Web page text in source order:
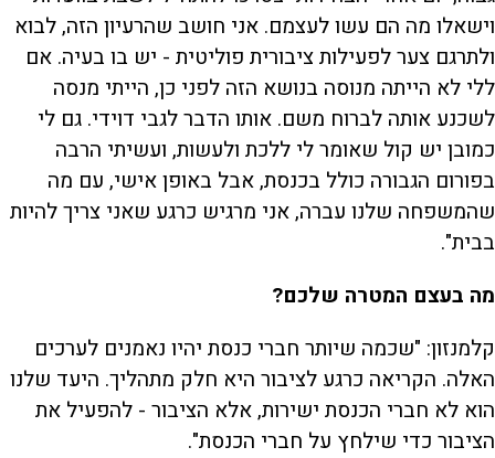
וישאלו מה הם עשו לעצמם. אני חושב שהרעיון הזה, לבוא
ולתרגם צער לפעילות ציבורית פוליטית - יש בו בעיה. אם
ללי לא הייתה מנוסה בנושא הזה לפני כן, הייתי מנסה
לשכנע אותה לברוח משם. אותו הדבר לגבי דוידי. גם לי
כמובן יש קול שאומר לי ללכת ולעשות, ועשיתי הרבה
בפורום הגבורה כולל בכנסת, אבל באופן אישי, עם מה
שהמשפחה שלנו עברה, אני מרגיש כרגע שאני צריך להיות
בבית".
מה בעצם המטרה שלכם?
קלמנזון: "שכמה שיותר חברי כנסת יהיו נאמנים לערכים
האלה. הקריאה כרגע לציבור היא חלק מתהליך. היעד שלנו
הוא לא חברי הכנסת ישירות, אלא הציבור - להפעיל את
הציבור כדי שילחץ על חברי הכנסת".